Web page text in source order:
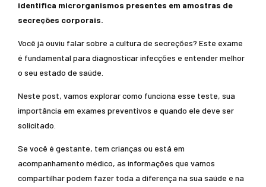
identifica microrganismos presentes em amostras de
secreções corporais.
Você já ouviu falar sobre a cultura de secreções? Este exame
é fundamental para diagnosticar infecções e entender melhor
o seu estado de saúde.
Neste post, vamos explorar como funciona esse teste, sua
importância em exames preventivos e quando ele deve ser
solicitado.
Se você é gestante, tem crianças ou está em
acompanhamento médico, as informações que vamos
compartilhar podem fazer toda a diferença na sua saúde e na